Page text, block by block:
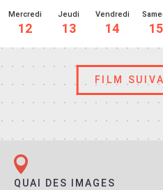
Mercredi
12
Jeudi
13
Vendredi
14 15
FILM
QUAI DES IMAGES